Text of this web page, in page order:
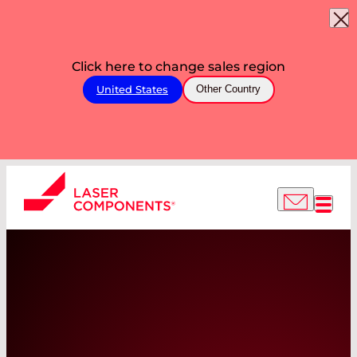
Click here to change sales region
United States Other Country